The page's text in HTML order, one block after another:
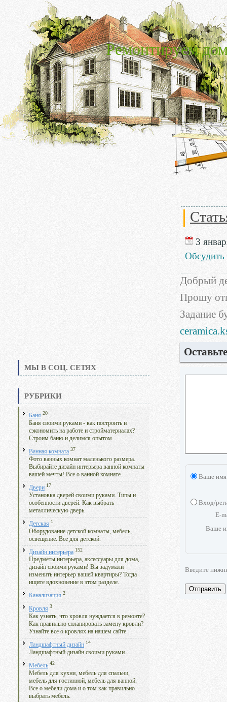
Ремонтируем
МЫ В СОЦ. СЕТЯХ
РУБРИКИ
Баня 20
Баня своими руками - как построить и
сэкономить на работе и стройматериалах?
Строим баню и делимся опытом.
Ванная комната 37
Фото ванных комнат маленького размера.
Выбирайте дизайн интерьера ванной комнаты
вашей мечты! Все о ванной комнате.
Двери 17
Установка дверей своими руками. Типы и
особенности дверей. Как выбрать
металлическую дверь.
Детская 1
Оборудование детской комнаты, мебель,
освещение. Все для детской.
Дизайн интерьера 152
Предметы интерьера, аксессуары для дома,
дизайн своими руками! Вы задумали
изменить интерьер вашей квартиры? Тогда
ищите вдохновение в этом разделе.
Канализация 2
Кровля 3
Как узнать, что кровля нуждается в ремонте?
Как правильно спланировать замену кровли?
Узнайте все о кровлях на нашем сайте.
Ландшафтный дизайн 14
Ландшафтный дизайн своими руками.
Мебель 42
Мебель для кухни, мебель для спальни,
мебель для гостинной, мебель для ванной.
Все о мебели дома и о том как правильно
выбрать мебель.
3
Обсудить
Добрый
Прошу
Задание
Ваше имя
Вход/
E-
Ваше
Введите
Отправить